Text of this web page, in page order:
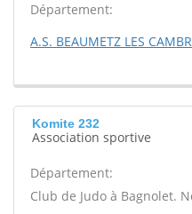
Département:
A.S. BEAUMETZ LES
Komite 232
Association sportive
Département:
Club de Judo à Bagnolet.